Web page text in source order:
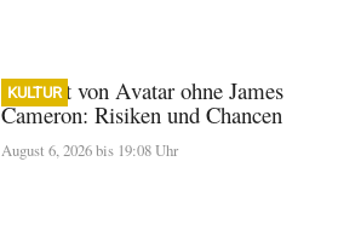
KULTUR
Zukunft von Avatar ohne James
Cameron: Risiken und Chancen
August 6, 2026 bis 19:08 Uhr